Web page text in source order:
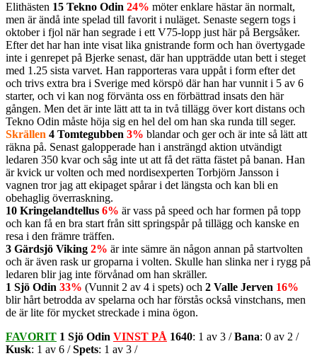
Elithästen 15 Tekno Odin 24% möter enklare hästar än normalt,
men är ändå inte spelad till favorit i nuläget. Senaste segern togs i
oktober i fjol när han segrade i ett V75-lopp just här på Bergsåker.
Efter det har han inte visat lika gnistrande form och han övertygade
inte i genrepet på Bjerke senast, där han uppträdde utan bett i steget
med 1.25 sista varvet. Han rapporteras vara uppåt i form efter det
och trivs extra bra i Sverige med körspö där han har vunnit i 5 av 6
starter, och vi kan nog förvänta oss en förbättrad insats den här
gången. Men det är inte lätt att ta in två tillägg över kort distans och
Tekno Odin måste höja sig en hel del om han ska runda till seger.
Skrällen 4 Tomtegubben 3% blandar och ger och är inte så lätt att
räkna på. Senast galopperade han i ansträngd aktion utvändigt
ledaren 350 kvar och såg inte ut att få det rätta fästet på banan. Han
är kvick ur volten och med nordisexperten Torbjörn Jansson i
vagnen tror jag att ekipaget spårar i det längsta och kan bli en
obehaglig överraskning.
10 Kringelandtellus 6% är vass på speed och har formen på topp
och kan få en bra start från sitt springspår på tillägg och kanske en
resa i den främre träffen.
3 Gärdsjö Viking 2% är inte sämre än någon annan på startvolten
och är även rask ur groparna i volten. Skulle han slinka ner i rygg på
ledaren blir jag inte förvånad om han skräller.
1 Sjö Odin 33% (Vunnit 2 av 4 i spets) och 2 Valle Jerven 16%
blir hårt betrodda av spelarna och har förstås också vinstchans, men
de är lite för mycket streckade i mina ögon.
FAVORIT 1 Sjö Odin VINST PÅ 1640: 1 av 3 /Bana: 0 av 2 /
Kusk: 1 av 6 /Spets: 1 av 3 /